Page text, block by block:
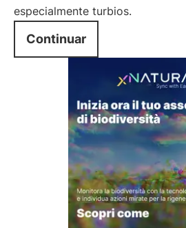
especialmente turbios.
Continuar